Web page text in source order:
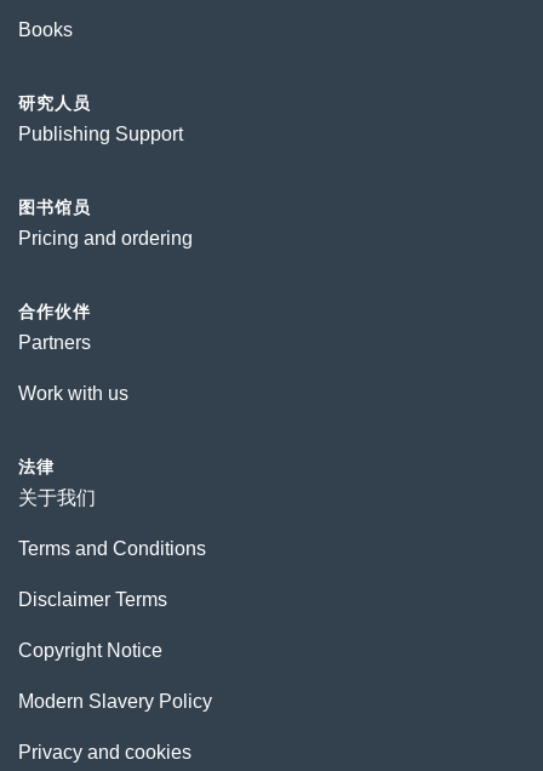
Books
研究人员
Publishing Support
图书馆员
Pricing and ordering
合作伙伴
Partners
Work with us
法律
关于我们
Terms and Conditions
Disclaimer Terms
Copyright Notice
Modern Slavery Policy
Privacy and cookies